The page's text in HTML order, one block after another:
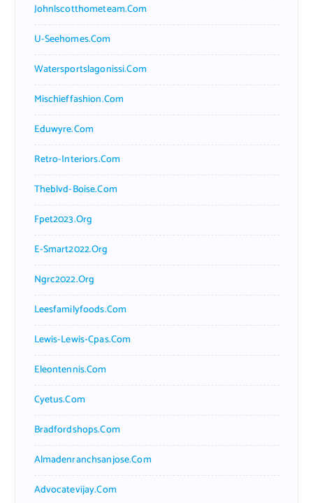
Johnlscotthometeam.com
U-Seehomes.com
Watersportslagonissi.com
Mischieffashion.com
Eduwyre.com
Retro-Interiors.com
Theblvd-Boise.com
Fpet2023.org
E-Smart2022.org
Ngrc2022.org
Leesfamilyfoods.com
Lewis-Lewis-Cpas.com
Eleontennis.com
Cyetus.com
Bradfordshops.com
Almadenranchsanjose.com
Advocatevijay.com